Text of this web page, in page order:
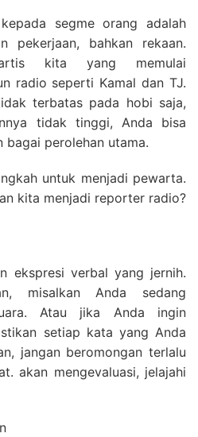
segme orang adalah
pekerjaan, bahkan rekaan.
kita yang memulai
radio seperti Kamal dan TJ.
terbatas pada hobi saja,
tidak tinggi, Anda bisa
bagai perolehan utama.
untuk menjadi pewarta.
kita menjadi reporter radio?
ekspresi verbal yang jernih.
misalkan Anda sedang
Atau jika Anda ingin
setiap kata yang Anda
jangan beromongan terlalu
akan mengevaluasi, jelajahi